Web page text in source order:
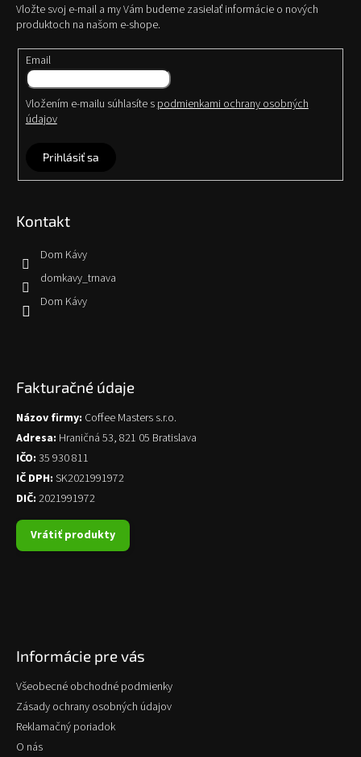
Vložte svoj e-mail a my Vám budeme zasielať informácie o nových
produktoch na našom e-shope.
Email
Vložením e-mailu súhlasíte s podmienkami ochrany osobných
údajov
Prihlásiť sa
Kontakt
Dom Kávy
domkavy_trnava
Dom Kávy
Fakturačné údaje
Názov firmy: Coffee Masters s.r.o.
Adresa: Hraničná 53, 821 05 Bratislava
IČO: 35 930 811
IČ DPH: SK2021991972
DIČ: 2021991972
Vrátiť produkty
Informácie pre vás
Všeobecné obchodné podmienky
Zásady ochrany osobných údajov
Reklamačný poriadok
O nás